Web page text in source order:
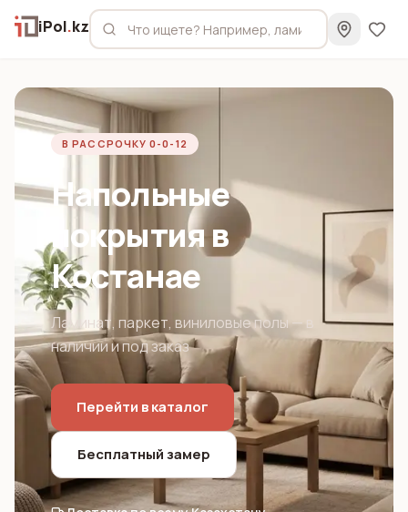
iPol.kz
В РАССРОЧКУ 0-0-12
Напольные
покрытия в
Костанае
Ламинат, паркет, виниловые полы — в
наличии и под заказ
Перейти в каталог
Бесплатный замер